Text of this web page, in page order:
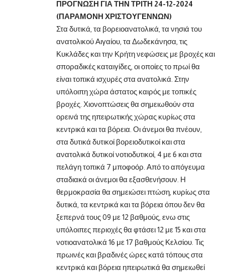
ΠΡΟΓΝΩΣΗ ΓΙΑ ΤΗΝ ΤΡΙΤΗ 24-12-2024
(ΠΑΡΑΜΟΝΗ ΧΡΙΣΤΟΥΓΕΝΝΩΝ)
Στα δυτικά, τα βορειοανατολικά, τα νησιά του
ανατολικού Αιγαίου, τα Δωδεκάνησα, τις
Κυκλάδες και την Κρήτη νεφώσεις με βροχές και
σποραδικές καταιγίδες, οι οποίες το πρωί θα
είναι τοπικά ισχυρές στα ανατολικά. Στην
υπόλοιπη χώρα άστατος καιρός με τοπικές
βροχές. Χιονοπτώσεις θα σημειωθούν στα
ορεινά της ηπειρωτικής χώρας κυρίως στα
κεντρικά και τα βόρεια. Οι άνεμοι θα πνέουν,
στα δυτικά δυτικοί βορειοδυτικοί και στα
ανατολικά δυτικοί νοτιοδυτικοί, 4 με 6 και στα
πελάγη τοπικά 7 μποφοόρ. Από το απόγευμα
σταδιακά οι άνεμοι θα εξασθενήσουν. Η
θερμοκρασία θα σημειώσει πτώση, κυρίως στα
δυτικά, τα κεντρικά και τα βόρεια όπου δεν θα
ξεπερνά τους 09 με 12 βαθμούς, ενω στις
υπόλοιπες περιοχές θα φτάσει 12 με 15 και στα
νοτιοανατολικά 16 με 17 βαθμούς Κελσίου. Τις
πρωινές και βραδινές ώρες κατά τόπους στα
κεντρικά και βόρεια ηπειρωτικά θα σημειωθεί